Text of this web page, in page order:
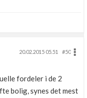
20.02.2015 05.51
#50
fordeler i de 2
bolig, synes det mest